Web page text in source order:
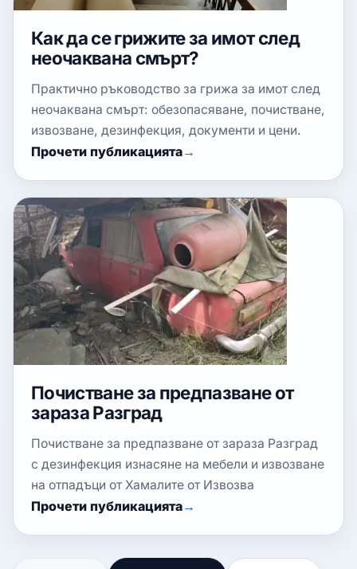
Как да се грижите за имот след
неочаквана смърт?
Практично ръководство за грижа за имот след
неочаквана смърт: обезопасяване, почистване,
извозване, дезинфекция, документи и цени.
Прочети публикацията
Почистване за предпазване от
зараза Разград
Почистване за предпазване от зараза Разград
с дезинфекция изнасяне на мебели и извозване
на отпадъци от Хамалите от Извозва
Прочети публикацията